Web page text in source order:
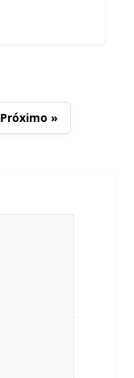
Próximo »